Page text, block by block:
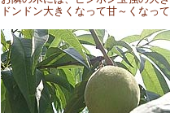
ドンドン大きくなって甘～くなっ